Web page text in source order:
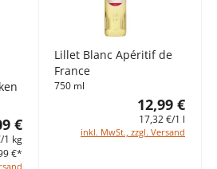
€
1 kg
€*
Lillet Blanc Apéritif de
France
750 ml
12,99 €
17,32 €/1 l
inkl. MwSt., zzgl. Versand